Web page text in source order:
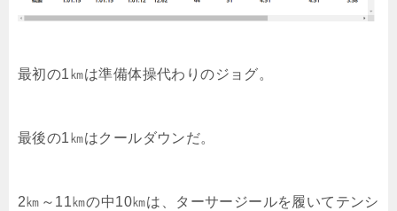
最初の1㎞は準備体操代わりのジョグ。
最後の1㎞はクールダウンだ。
2㎞～11㎞の中10㎞は、ターサージールを履いてテンシ